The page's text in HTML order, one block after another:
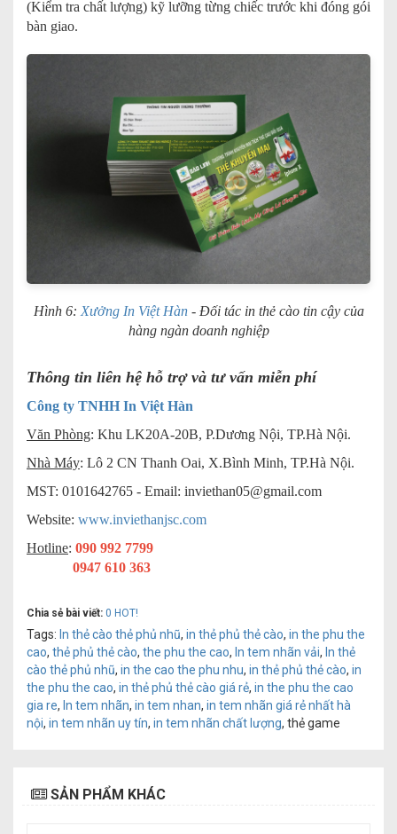
(Kiểm tra chất lượng) kỹ lưỡng từng chiếc trước khi đóng gói
bàn giao.
Hình 6: Xưởng In Việt Hàn- Đối tác in thẻ cào tin cậy của
hàng ngàn doanh nghiệp
Thông tin liên hệ hỗ trợ và tư vấn miễn phí
Công ty TNHH In Việt Hàn
Văn Phòng: Khu LK20A-20B, P.Dương Nội, TP.Hà Nội.
Nhà Máy: Lô 2 CN Thanh Oai, X.Bình Minh, TP.Hà Nội.
MST: 0101642765 - Email: inviethan05@gmail.com
Website: www.inviethanjsc.com
Hotline: 090 992 7799
0947 610 363
Chia sẻ bài viết: 0 HOT!
Tags: In thẻ cào thẻ phủ nhũ, in thẻ phủ thẻ cào, in the phu the
cao, thẻ phủ thẻ cào, the phu the cao, In tem nhãn vải, In thẻ
cào thẻ phủ nhũ, in the cao the phu nhu, in thẻ phủ thẻ cào, in
the phu the cao, in thẻ phủ thẻ cào giá rẻ, in the phu the cao
gia re, In tem nhãn, in tem nhan, in tem nhãn giá rẻ nhất hà
nội, in tem nhãn uy tín, in tem nhãn chất lượng, thẻ game
SẢN PHẨM KHÁC